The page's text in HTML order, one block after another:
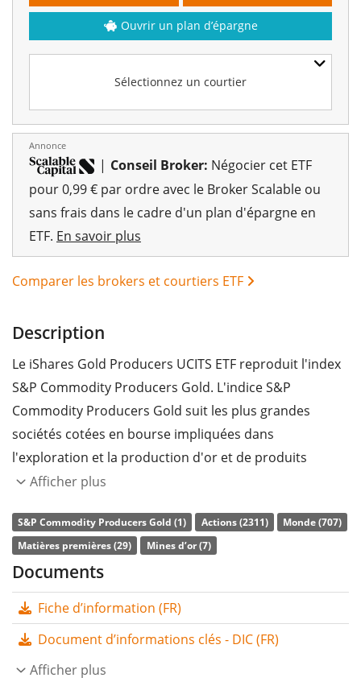
Sélectionnez un courtier
Ouvrir un plan d’épargne
Annonce
| Conseil Broker: Négocier cet ETF
pour 0,99 € par ordre avec le Broker Scalable ou
sans frais dans le cadre d'un plan d'épargne en
ETF. En savoir plus
Comparer les brokers et courtiers ETF
Description
Le iShares Gold Producers UCITS ETF reproduit l'index
S&P Commodity Producers Gold. L'indice S&P
Commodity Producers Gold suit les plus grandes
sociétés cotées en bourse impliquées dans
l'exploration et la production d'or et de produits
connexes dans le monde entier.
Leratio des frais totaux(TER) de l'ETF s'élève à0,55%
p.a.. Le iShares Gold Producers UCITS ETF est le seul
ETF qui suit l'indice S&P Commodity Producers Gold.
en achetant toutes les composantes de l’indice
(réplication complète). Les dividendes de l'ETF sont
Afficher plus
S&P Commodity Producers Gold (1) Actions (2311)
Monde (707)
Matières premières (29)
Mines d’or (7)
Documents
Fiche d’information (FR)
Document d’informations clés - DIC (FR)
Afficher plus